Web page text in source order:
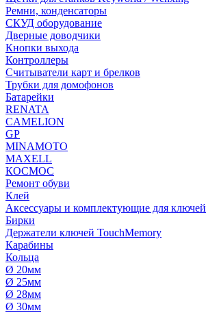
Ремни, конденсаторы
СКУД оборудование
Дверные доводчики
Кнопки выхода
Контроллеры
Считыватели карт и брелков
Трубки для домофонов
Батарейки
RENATA
CAMELION
GP
MINAMOTO
MAXELL
КОСМОС
Ремонт обуви
Клей
Аксессуары и комплектующие для ключей
Бирки
Держатели ключей TouchMemory
Карабины
Кольца
Ø 20мм
Ø 25мм
Ø 28мм
Ø 30мм